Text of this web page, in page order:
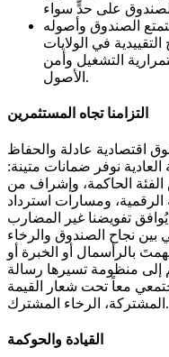
الصندوق وأصوله
في الولايات
التشغيل وأمن
الأصول.
التزامنا تجاه المستثمرين
اقتصادية عادلة والحفاظ
نوفر ضمانات متينة:
الحاكمة، وإشراف من
الرقمية، ومسارات استرداد
تفويضنا غير المضارب
بين نجاح الصندوق والرخاء
بالرأسمال أو الخبرة أو
منظومة تسيرها رسالة
معاً تحت شعار القيمة
المشتركة، الرخاء المشترك.
القيادة والحوكمة